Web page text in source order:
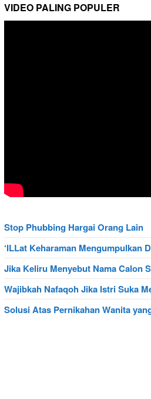
VIDEO PALING POPULER
Stop Phubbing Hargai Orang Lain
‘ILLat Keharaman Mengumpulkan
Jika Keliru Menyebut Nama Calon
Wajibkah Nafaqoh Jika Istri Suka
Solusi Atas Pernikahan Wanita